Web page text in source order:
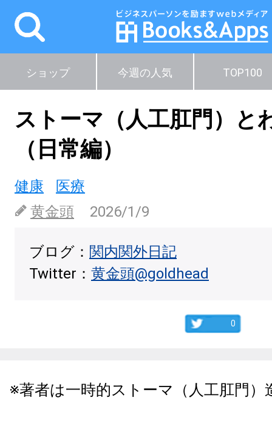
ショップ 今週の人気 TOP100
ストーマ（人工肛門）と
（日常編）
健康
医療
黄金頭
2026/1/9
ブログ： 関内関外日記
Twitter： 黄金頭@goldhead
0
※著者は一時的ストーマ（人工肛門）